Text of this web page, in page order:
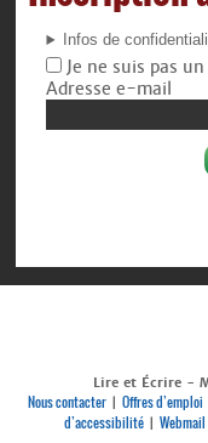
Infos de
Je ne suis pas
Adresse e-mail
Lire et Écrire -
Nous contacter| Offres d’emploi
d’accessibilité| Webmail